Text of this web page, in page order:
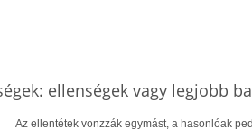
ellenségek vagy legjobb
Az ellentétek vonzzák egymást, a hasonlóak